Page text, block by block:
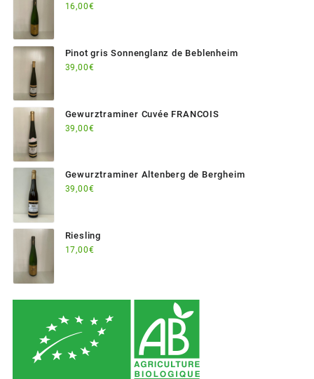
16,00€
Pinot gris Sonnenglanz de Beblenheim
39,00€
Gewurztraminer Cuvée FRANCOIS
39,00€
Gewurztraminer Altenberg de Bergheim
39,00€
Riesling
17,00€